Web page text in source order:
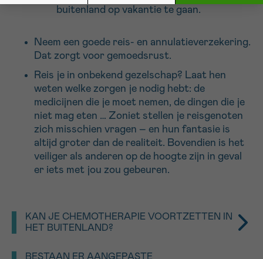
buitenland op vakantie te gaan.
Neem een goede reis- en annulatieverzekering.
Dat zorgt voor gemoedsrust.
Reis je in onbekend gezelschap? Laat hen
weten welke zorgen je nodig hebt: de
medicijnen die je moet nemen, de dingen die je
niet mag eten … Zoniet stellen je reisgenoten
zich misschien vragen – en hun fantasie is
altijd groter dan de realiteit. Bovendien is het
veiliger als anderen op de hoogte zijn in geval
er iets met jou zou gebeuren.
KAN JE CHEMOTHERAPIE VOORTZETTEN IN
HET BUITENLAND?
De Europese wetgeving over het vrij verkeer van
BESTAAN ER AANGEPASTE